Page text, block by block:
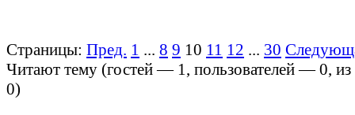
Страницы: Пред. 1 ... 8 9 10 11 12 ... 30
Читают тему (гостей — 1, пользователей —0,
0)